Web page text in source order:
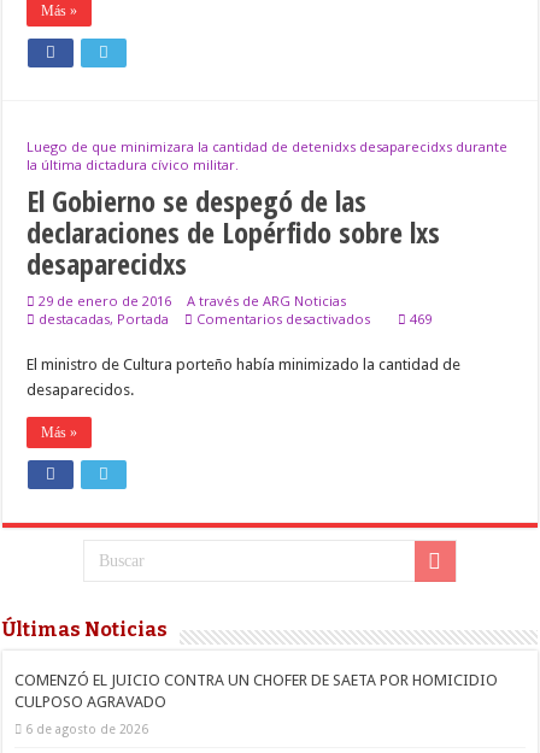
Más »
Luego de que minimizara la cantidad de detenidxs desaparecidxs durante
la última dictadura cívico militar.
El Gobierno se despegó de las
declaraciones de Lopérfido sobre lxs
desaparecidxs
29 de enero de 2016
A través de ARG Noticias
destacadas, Portada Comentarios desactivadosen
se
desaparecidxs
469
El ministro de Cultura porteño había minimizado la cantidad de
desaparecidos.
Más »
Últimas Noticias
COMENZÓ EL JUICIO CONTRA UN CHOFER DE SAETA POR HOMICIDIO
CULPOSO AGRAVADO
6 de agosto de 2026